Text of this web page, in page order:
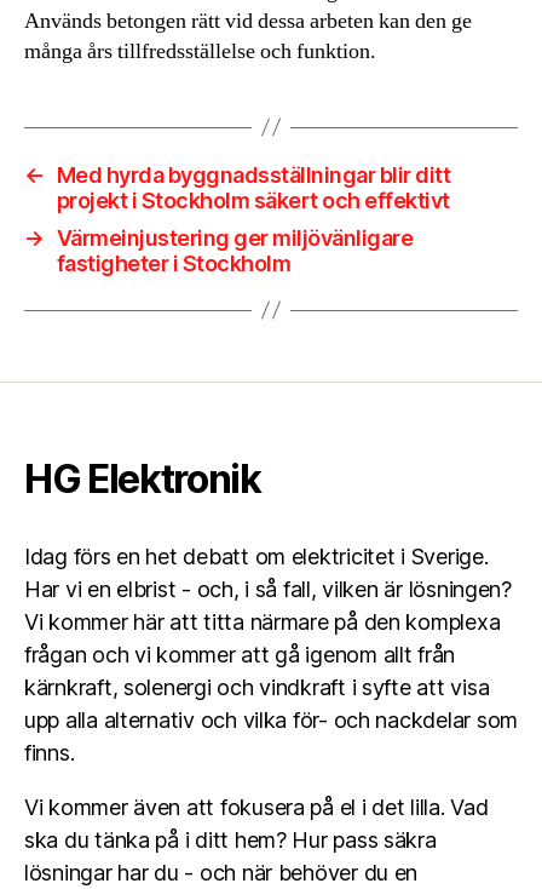
Används betongen rätt vid dessa arbeten kan den ge
många års tillfredsställelse och funktion.
←
Med hyrda byggnadsställningar blir ditt
projekt i Stockholm säkert och effektivt
→ Värmeinjustering ger miljövänligare
fastigheter i Stockholm
HG Elektronik
Idag förs en het debatt om elektricitet i Sverige.
Har vi en elbrist - och, i så fall, vilken är lösningen?
Vi kommer här att titta närmare på den komplexa
frågan och vi kommer att gå igenom allt från
kärnkraft, solenergi och vindkraft i syfte att visa
upp alla alternativ och vilka för- och nackdelar som
finns.
Vi kommer även att fokusera på el i det lilla. Vad
ska du tänka på i ditt hem? Hur pass säkra
lösningar har du - och när behöver du en